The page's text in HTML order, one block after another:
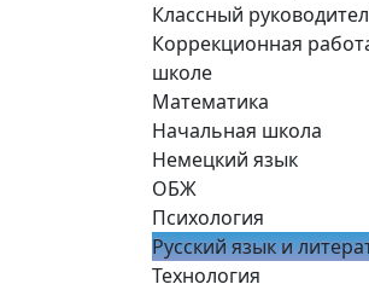
Классный
Коррекционная
школе
Математика
Начальная школа
Немецкий язык
ОБЖ
Психология
Русский язык и
Технология